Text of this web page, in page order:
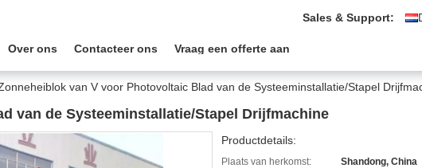
Sales & Support:
Over ons Contacteer ons Vraag een offerte aan
van V voor Photovoltaic Blad van de Systeeminstallatie/Stapel
van de Systeeminstallatie/Stapel Drijfmachine
Productdetails:
Plaats van herkomst:
Shandong, China